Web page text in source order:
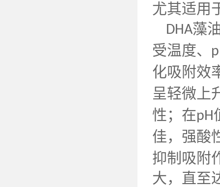
尤其适用
DHA藻
受温度、
化吸附效
呈轻微上
性；在pH
佳，强酸
抑制吸附
大，直至